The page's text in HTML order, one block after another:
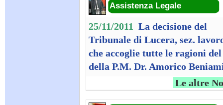
Assistenza Legale
25/11/2011 La decisione del
Tribunale di Lucera, sez.
che accoglie tutte le ragioni
della P.M. Dr. Amorico
Le altre